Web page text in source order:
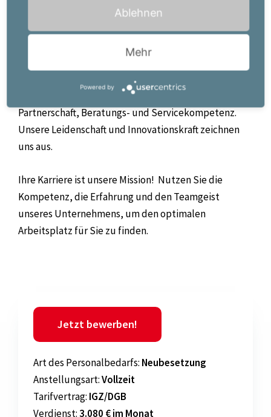
Die Praxis Personalmanagement GmbH ist ein
kompetenter Partner, der auf individualisierte
unseren Mitarbeitern (m/w/d) und
Kundenunternehmen pflegen wir eine strategische
Partnerschaft, Beratungs- und Servicekompetenz.
Unsere Leidenschaft und Innovationskraft zeichnen
uns aus.
Ihre Karriere ist unsere Mission! Nutzen Sie die
Kompetenz, die Erfahrung und den Teamgeist
unseres Unternehmens, um den optimalen
Arbeitsplatz für Sie zu finden.
Jetzt bewerben!
Artdes Personalbedarfs: Neubesetzung
Anstellungsart:Vollzeit
Tarifvertrag: IGZ/DGB
Verdienst:3.080 € im Monat
Ablehnen
Mehr
Powered by